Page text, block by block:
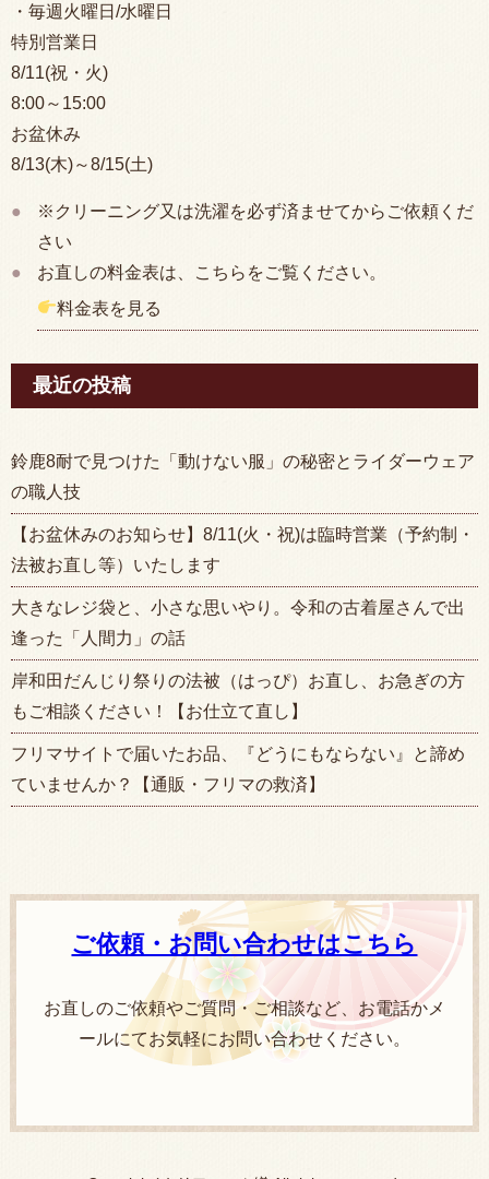
・毎週火曜日/水曜日
特別営業日
8/11(祝・火)
8:00～15:00
お盆休み
8/13(木)～8/15(土)
※クリーニング又は洗濯を必ず済ませてからご依頼くだ
さい
お直しの料金表は、こちらをご覧ください。
料金表を見る
最近の投稿
鈴鹿8耐で見つけた「動けない服」の秘密とライダーウェア
の職人技
【お盆休みのお知らせ】8/11(火・祝)は臨時営業（予約制・
法被お直し等）いたします
大きなレジ袋と、小さな思いやり。令和の古着屋さんで出
逢った「人間力」の話
岸和田だんじり祭りの法被（はっぴ）お直し、お急ぎの方
もご相談ください！【お仕立て直し】
フリマサイトで届いたお品、『どうにもならない』と諦め
ていませんか？【通販・フリマの救済】
ご依頼・お問い合わせはこちら
お直しのご依頼やご質問・ご相談など、お電話かメ
ールにてお気軽にお問い合わせください。